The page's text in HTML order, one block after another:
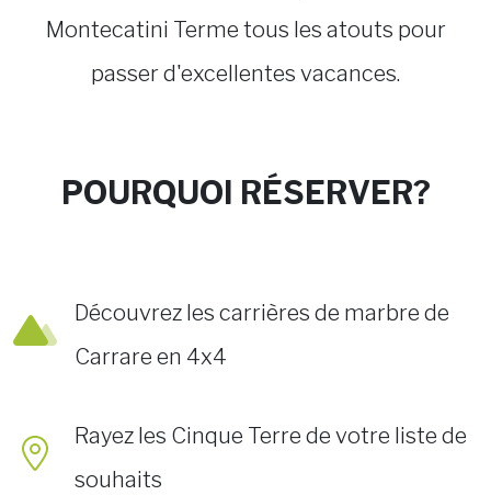
Montecatini Terme tous les atouts pour
passer d'excellentes vacances.
POURQUOI RÉSERVER?
Découvrez les carrières de marbre de
Carrare en 4x4
Rayez les Cinque Terre de votre liste de
souhaits